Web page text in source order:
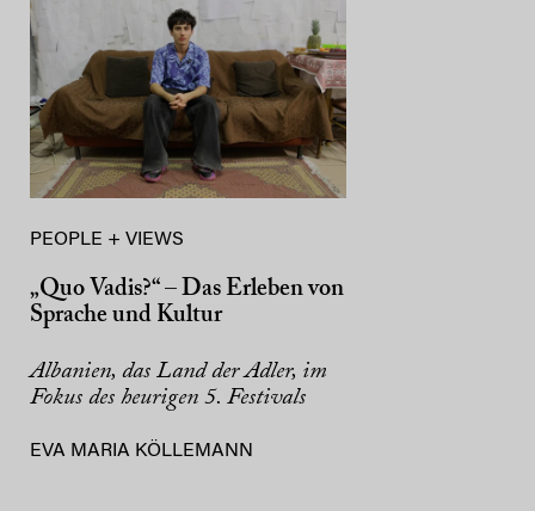
PEOPLE + VIEWS
„Quo Vadis?“ – Das Erleben von
Sprache und Kultur
Albanien, das Land der Adler, im
Fokus des heurigen 5. Festivals
EVA MARIA KÖLLEMANN